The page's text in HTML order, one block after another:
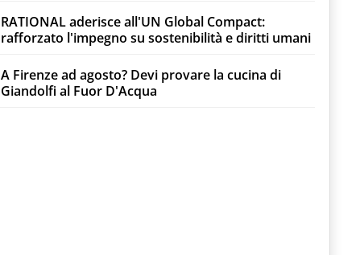
RATIONAL aderisce all'UN Global Compact:
rafforzato l'impegno su sostenibilità e diritti umani
A Firenze ad agosto? Devi provare la cucina di
Giandolfi al Fuor D'Acqua